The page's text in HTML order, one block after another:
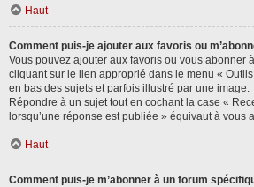
Haut
Comment puis-je ajouter aux favoris ou
Vous pouvez ajouter aux favoris ou vous abonner
cliquant sur le lien approprié dans le menu «
en bas des sujets et parfois illustré par une image.
Répondre à un sujet tout en cochant la case «
lorsqu’une réponse est publiée » équivaut à vous
Haut
Comment puis-je m’abonner à un forum